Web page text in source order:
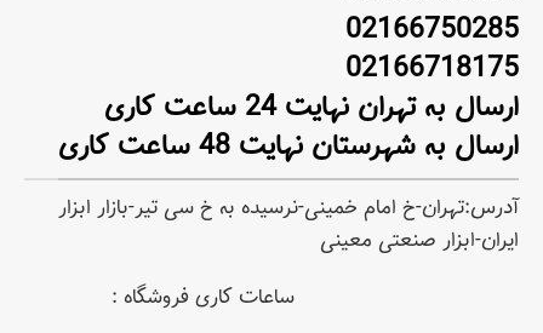
02166750285
02166718175
ارسال به تهران نهایت 24 ساعت کاری
ارسال به شهرستان نهایت 48 ساعت کاری
آدرس:تهران-خ امام خمینی-نرسیده به خ سی تیر-بازار ابزار
ایران-ابزار صنعتی معینی
ساعات کاری فروشگاه :